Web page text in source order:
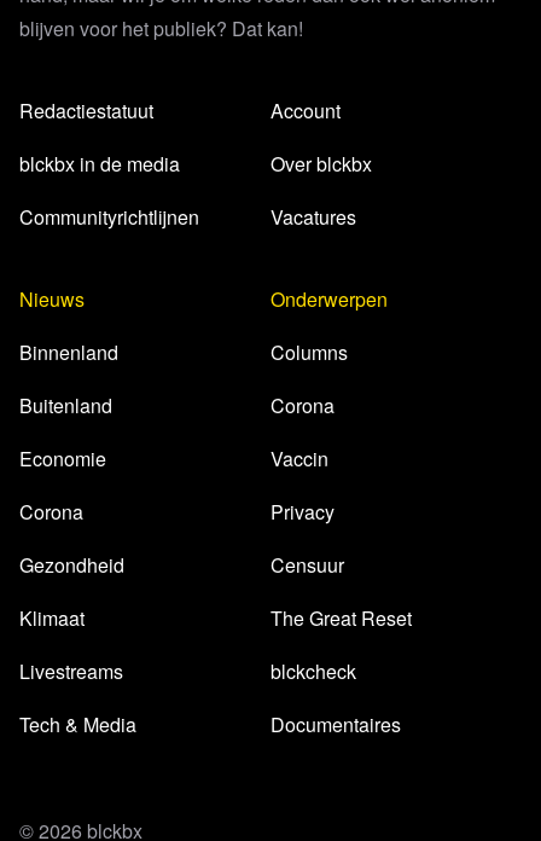
blijven voor het publiek? Dat kan!
Redactiestatuut
blckbx in de media
Communityrichtlijnen
Account
Over blckbx
Vacatures
Nieuws
Binnenland
Buitenland
Economie
Corona
Gezondheid
Klimaat
Livestreams
Tech & Media
Onderwerpen
Columns
Corona
Vaccin
Privacy
Censuur
The Great Reset
blckcheck
Documentaires
© 2026 blckbx